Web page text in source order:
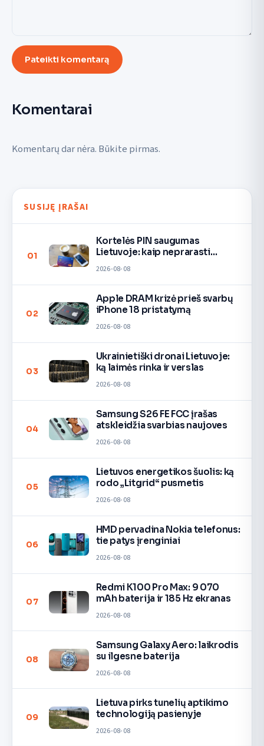
Pateikti komentarą
Komentarai
Komentarų dar nėra. Būkite pirmas.
SUSIJĘ ĮRAŠAI
01
Kortelės PIN saugumas
Lietuvoje: kaip neprarasti
2026-08-08
02
Apple DRAM krizė prieš svarbų
iPhone 18 pristatymą
2026-08-08
03
Ukrainietiški dronai Lietuvoje:
ką laimės rinka ir verslas
2026-08-08
04
Samsung S26 FE FCC įrašas
atskleidžia svarbias naujoves
2026-08-08
05
Lietuvos energetikos šuolis: ką
rodo „Litgrid“ pusmetis
2026-08-08
06
HMD pervadina Nokia telefonus:
tie patys įrenginiai
2026-08-08
07
Redmi K100 Pro Max: 9 070
mAh baterija ir 185 Hz ekranas
2026-08-08
08
Samsung Galaxy Aero: laikrodis
su ilgesne baterija
2026-08-08
09
Lietuva pirks tunelių aptikimo
technologiją pasienyje
2026-08-08